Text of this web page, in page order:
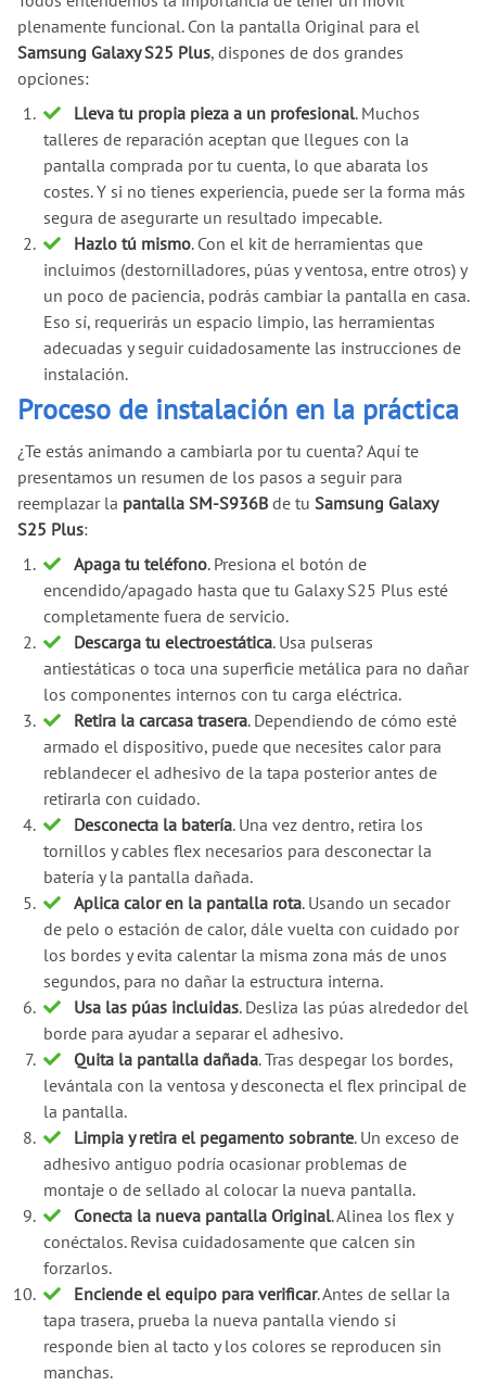
plenamente funcional. Con la pantalla Original para el
Samsung Galaxy S25 Plus, dispones de dos grandes
opciones:
Lleva tu propia pieza a un profesional. Muchos
talleres de reparación aceptan que llegues con la
pantalla comprada por tu cuenta, lo que abarata los
costes. Y si no tienes experiencia, puede ser la forma más
segura de asegurarte un resultado impecable.
Hazlo tú mismo. Con el kit de herramientas que
incluimos (destornilladores, púas y ventosa, entre otros) y
un poco de paciencia, podrás cambiar la pantalla en casa.
Eso sí, requerirás un espacio limpio, las herramientas
adecuadas y seguir cuidadosamente las instrucciones de
instalación.
Proceso de instalación en la práctica
¿Te estás animando a cambiarla por tu cuenta? Aquí te
presentamos un resumen de los pasos a seguir para
reemplazar la pantalla SM-S936B de tu Samsung Galaxy
S25 Plus:
Apaga tu teléfono. Presiona el botón de
encendido/apagado hasta que tu Galaxy S25 Plus esté
completamente fuera de servicio.
Descarga tu electroestática. Usa pulseras
antiestáticas o toca una superficie metálica para no dañar
los componentes internos con tu carga eléctrica.
Retira la carcasa trasera. Dependiendo de cómo esté
armado el dispositivo, puede que necesites calor para
reblandecer el adhesivo de la tapa posterior antes de
retirarla con cuidado.
Desconecta la batería. Una vez dentro, retira los
tornillos y cables flex necesarios para desconectar la
batería y la pantalla dañada.
Aplica calor en la pantalla rota. Usando un secador
de pelo o estación de calor, dále vuelta con cuidado por
los bordes y evita calentar la misma zona más de unos
segundos, para no dañar la estructura interna.
Usa las púas incluidas. Desliza las púas alrededor del
borde para ayudar a separar el adhesivo.
Quita la pantalla dañada. Tras despegar los bordes,
levántala con la ventosa y desconecta el flex principal de
la pantalla.
Limpia y retira el pegamento sobrante. Un exceso de
adhesivo antiguo podría ocasionar problemas de
montaje o de sellado al colocar la nueva pantalla.
Conecta la nueva pantalla Original. Alinea los flex y
conéctalos. Revisa cuidadosamente que calcen sin
forzarlos.
Enciende el equipo para verificar. Antes de sellar la
tapa trasera, prueba la nueva pantalla viendo si
responde bien al tacto y los colores se reproducen sin
manchas.